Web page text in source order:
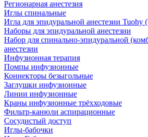
Регионарная анестезия
Иглы спинальные
Игла для эпидуральной анестезии Tuohy
Наборы для эпидуральной анестезии
Набор для спинально-эпидуральной
анестезии
Инфузионная терапия
Помпы инфузионные
Коннекторы безыгольные
Заглушки инфузионные
Линии инфузионные
Краны инфузионные трёхходовые
Фильтр-канюли аспирационные
Сосудистый доступ
Иглы-бабочки